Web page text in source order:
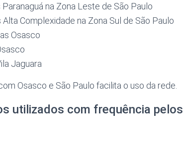
Paranaguá na Zona Leste de São Paulo
Alta Complexidade na Zona Sul de São Paulo
Osasco
Jaguara
Osasco e São Paulo facilita o uso da rede.
utilizados com frequência